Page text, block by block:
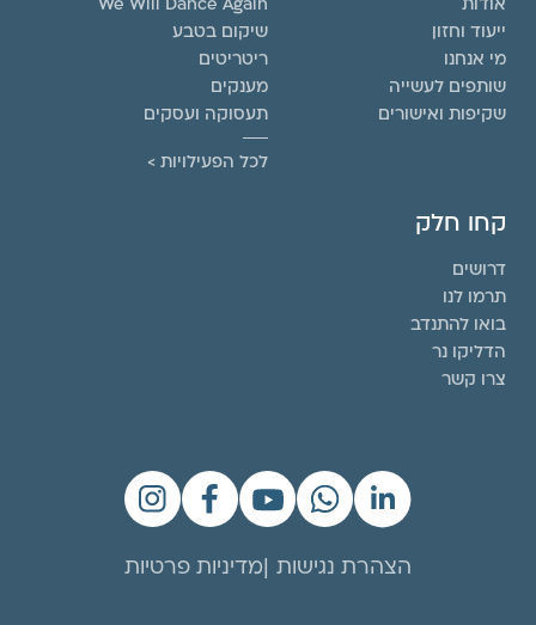
אודות
ייעוד וחזון
מי אנחנו
שותפים לעשייה
שקיפות ואישורים
We Will Dance Again
שיקום בטבע
ריטריטים
מענקים
תעסוקה ועסקים
לכל הפעילויות >
קחו חלק
דרושים
תרמו לנו
בואו להתנדב
הדליקו נר
צרו קשר
הצהרת נגישות מדיניות פרטיות